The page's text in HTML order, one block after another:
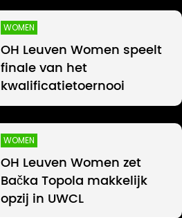
WOMEN
OH Leuven Women speelt
finale van het
kwalificatietoernooi
WOMEN
OH Leuven Women zet
Bačka Topola makkelijk
opzij in UWCL